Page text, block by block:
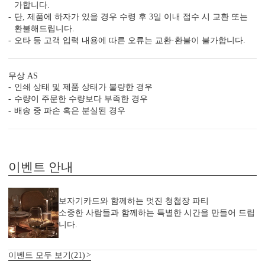
감성 더하기
당신만의 특별한 청첩장을 위한
다양한 옵션 상품이 준비되어 있습니다.
실링 스탬프
실링 스티커 디자인 스티커
카드 봉투
청첩장 리본 클로버+엽서
가합니다.
단, 제품에 하자가 있을 경우 수령 후 3일 이내 접수 시 교환 또는
환불해드립니다.
오타 등 고객 입력 내용에 따른 오류는 교환·환불이 불가합니다.
무상 AS
인쇄 상태 및 제품 상태가 불량한 경우
수량이 주문한 수량보다 부족한 경우
배송 중 파손 혹은 분실된 경우
이벤트 안내
보자기카드와 함께하는 멋진 청첩장 파티
소중한 사람들과 함께하는 특별한 시간을 만들어 드립
니다.
이벤트 모두 보기(21)